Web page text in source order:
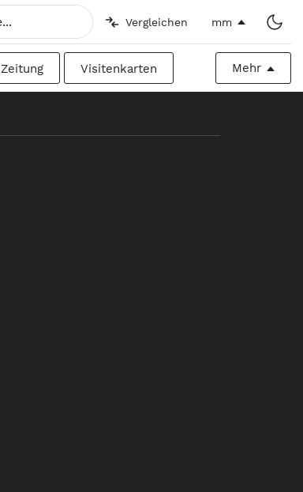
Vergleichen mm
Zeitung Visitenkarten Mehr